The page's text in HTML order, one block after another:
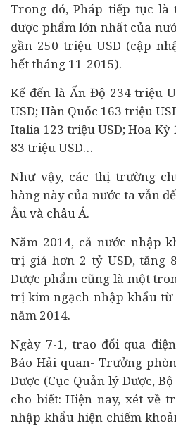
Trong đó, Pháp tiếp tục
dược phẩm lớn nhất của
gần 250 triệu USD (cập
hết tháng 11-2015).
Kế đến là Ấn Độ 234 triệu
USD; Hàn Quốc 163 triệu
Italia 123 triệu USD; Hoa Kỳ
83 triệu USD…
Như vậy, các thị trường
hàng này của nước ta vẫn
Âu và châu Á.
Năm 2014, cả nước nhập
trị giá hơn 2 tỷ USD, tăng
Dược phẩm cũng là một
trị kim ngạch nhập khẩu
năm 2014.
Ngày 7-1, trao đổi qua
Báo Hải quan- Trưởng
Dược (Cục Quản lý Dược,
cho biết: Hiện nay, xét về
nhập khẩu hiện chiếm